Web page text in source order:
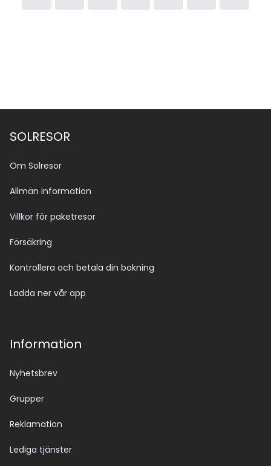
SOLRESOR
Om Solresor
Allmän information
Villkor för paketresor
Försäkring
Kontrollera och betala din bokning
Ladda ner vår app
Information
Nyhetsbrev
Grupper
Reklamation
Lediga tjänster